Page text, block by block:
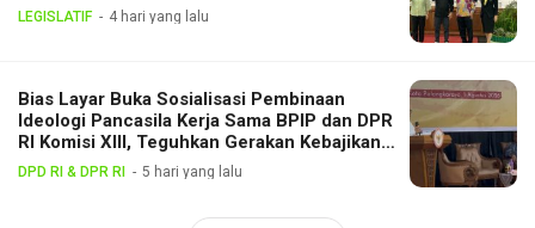
LEGISLATIF 4 hari yang lalu
Bias Layar Buka Sosialisasi Pembinaan
Ideologi Pancasila Kerja Sama BPIP dan DPR
RI Komisi XIII, Teguhkan Gerakan Kebajikan
Pancasila di Tengah Masyarakat
DPD RI & DPR RI 5 hari yang lalu